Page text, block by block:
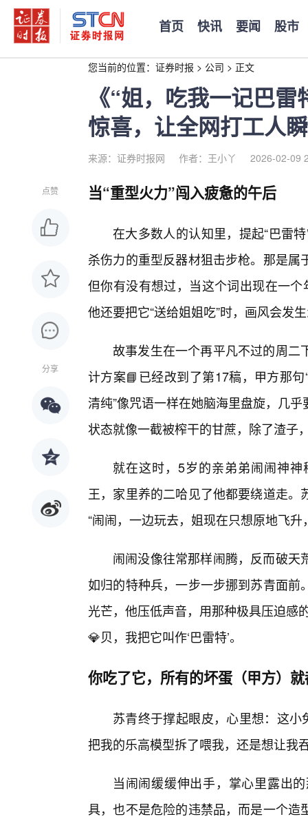
首页 快讯 要闻 股市
您当前的位置： 证券时报 > 公司 > 正文
《“姐，吃我一记巴
惊喜，让全网打工人
来源：证券时报网 作者：王小丫 2026-02-09
点赞
分享
当“重型火力”闯入疲惫的午后
在大多数人的认知里，提起“巴雷
杀伤力的重型反器材狙击步枪。那是
但你有没有想过，当这个词出现在一
他还要把它“送给姐姐吃”时，画风会发
故事发生在一个再平凡不过的周二
计方案📘已经改到了第17稿，甲方那
清纯”像咒语一样在她脑海里盘旋，几
状态就像一截被榨干的甘蔗，除了渣子
就在这时，5岁的亲弟弟闹闹神
王，家里养的二哈见了他都要绕道走
“闹闹，一边玩去，姐现在只想原地飞升
闹闹没像往常那样闹腾，反而破
如归的特种兵，一步一步挪到苏青面
光芒，他压低声音，用那种极具压迫感
💎贝，我把它叫作‘巴雷特’。
你吃了它，所有的坏蛋（甲方）
苏青终于撑起眼皮，心里想：这小
把我的乐高模型拆了喂我，还是想让我
当闹闹缓缓伸出手，掌心里露出
具，也不是危险的违禁品，而是一个